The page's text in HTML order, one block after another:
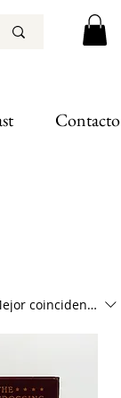
Contacto
coincidencia